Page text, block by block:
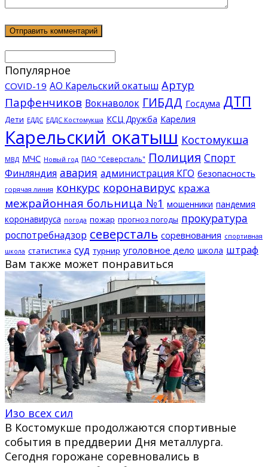
Популярное
COVID-19 АО Карельский окатыш Артур
Парфенчиков Вокнаволок ГИБДД Госдума ДТП
Дети ЕДДС ЕДДС Костомукша КСЦ Дружба Карелия
Карельский окатыш Костомукша
МВД МЧС Новый год ПАО "Северсталь" Полиция Спорт
Финляндия авария администрация КГО безопасность
горячая линия конкурс коронавирус кража
межрайонная больница №1 мошенники пандемия
коронавируса погода пожар прогноз погоды прокуратура
роспотребнадзор северсталь соревнования спортивная
школа статистика суд турнир уголовное дело школа штраф
Вам также может понравиться
Изо всех сил
В Костомукше продолжаются спортивные
события в преддверии Дня металлурга.
Сегодня горожане соревновались в